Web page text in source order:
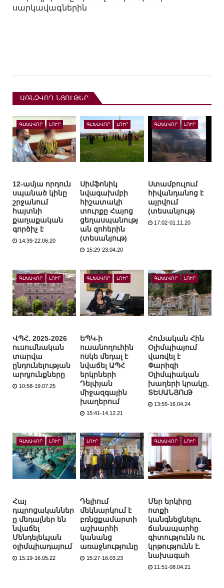
սարկավագներին
ԱՌՆՉՎՈՂ ՆՅՈՒԹԵՐ
ԳԼԽԱՎՈՐ ԼՈՒՐ
12-ամյա որդուն
սպանած կինը
շրջանում
հայտնի
քաղաքական
գործիչ է
14:39-22.06.20
ԳԼԽԱՎՈՐ ԼՈՒՐ
Սիմֆոնիկ
նվագախմբի
հիշատակի
տուրքը Հայոց
ցեղասպանությ
ան զոհերին
(տեսանյութ)
15:29-23.04.20
ԳԼԽԱՎՈՐ ԼՈՒՐ
Ստամբուլում
հիվանդանոց է
այրվում
(տեսանյութ)
17:02-01.11.20
ԳԼԽԱՎՈՐ ԼՈՒՐ
ՎՊՀ. 2025-2026
ուսումնական
տարվա
ընդունելության
արդյունքները
10:58-19.07.25
ԳԼԽԱՎՈՐ ԼՈՒՐ
ԵՊԿ-ի
ուսանողուհին
ոսկե մեդալ է
նվաճել ԱՊՀ
երկրների
Դելփյան
միջազգային
խաղերում
15:41-14.12.21
ԳԼԽԱՎՈՐ ԼՈՒՐ
Հունական Հին
Օլիմպիայում
վառվել է
Փարիզի
Օլիմպիական
խաղերի կրակը.
ՏԵՍԱՆՅՈւԹ
13:55-16.04.24
ԳԼԽԱՎՈՐ ԼՈՒՐ
Հայ
դպրոցականներ
ը մեդալներ են
նվաճել
Մենդելեևյան
օլիմպիադայում
15:19-16.05.22
ԼՈՒՐ
Դելիում
մեկնարկում է
բռնցքամարտի
աշխարհի
կանանց
առաջնությունը
15:27-16.03.23
ԳԼԽԱՎՈՐ ԼՈՒՐ
Մեր երկիրը
ոտքի
կանգնեցնելու
ճանապարհը
գիտությունն ու
կրթությունն է.
նախագահ
11:51-08.04.21